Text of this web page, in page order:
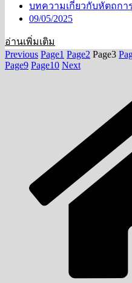
บทความเกี่ยวกับหัตถกา
09/05/2025
อ่านเพิ่มเติม
Previous Page1 Page2 Page3
Page9 Page10 Next